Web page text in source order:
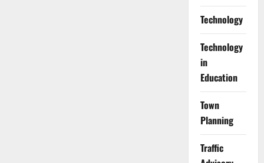
Technology
Technology
in
Education
Town
Planning
Traffic